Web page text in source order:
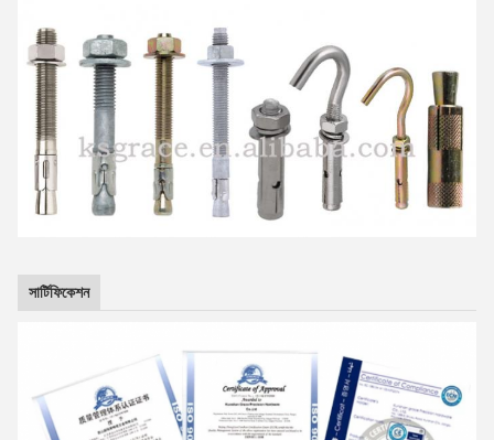
সার্টিফিকেশন